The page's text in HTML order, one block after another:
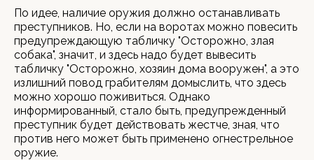
По идее, наличие оружия должно останавливать
преступников. Но, если на воротах можно повесить
предупреждающую табличку "Осторожно, злая
собака", значит, и здесь надо будет вывесить
табличку "Осторожно, хозяин дома вооружен", а это
излишний повод грабителям домыслить, что здесь
можно хорошо поживиться. Однако
информированный, стало быть, предупрежденный
преступник будет действовать жестче, зная, что
против него может быть применено огнестрельное
оружие.